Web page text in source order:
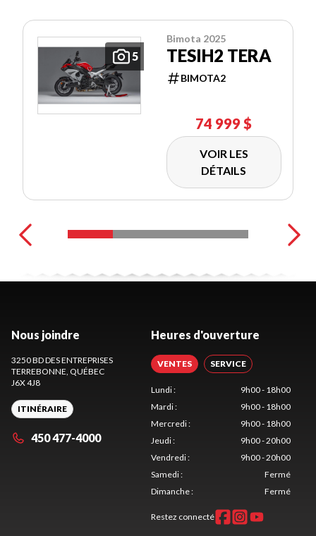
5
Bimota 2025
TESIH2 TERA
BIMOTA2
74 999 $
VOIR LES
DÉTAILS
Nous joindre
3250 BD DES ENTREPRISES
TERREBONNE, QUÉBEC
J6X 4J8
ITINÉRAIRE
450 477-4000
Heures d'ouverture
VENTES SERVICE
Lundi:
9h00 - 18h00
Mardi:
9h00 - 18h00
Mercredi:
9h00 - 18h00
Jeudi:
9h00 - 20h00
Vendredi:
9h00 - 20h00
Samedi:
Fermé
Dimanche: Fermé
Restez connecté